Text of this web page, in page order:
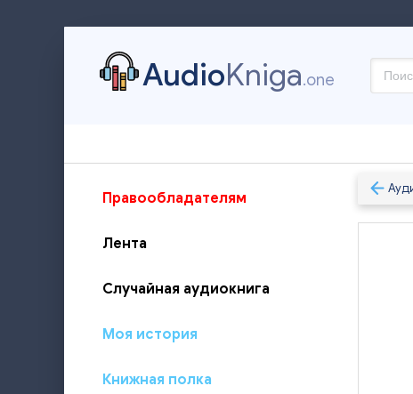
AudioKniga.one
Правообладателям
Лента
Случайная аудиокнига
Моя история
Книжная полка